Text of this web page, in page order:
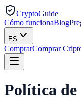
CryptoGuide
Cómo funcionaBlog
ES
ComprarComprar
Política